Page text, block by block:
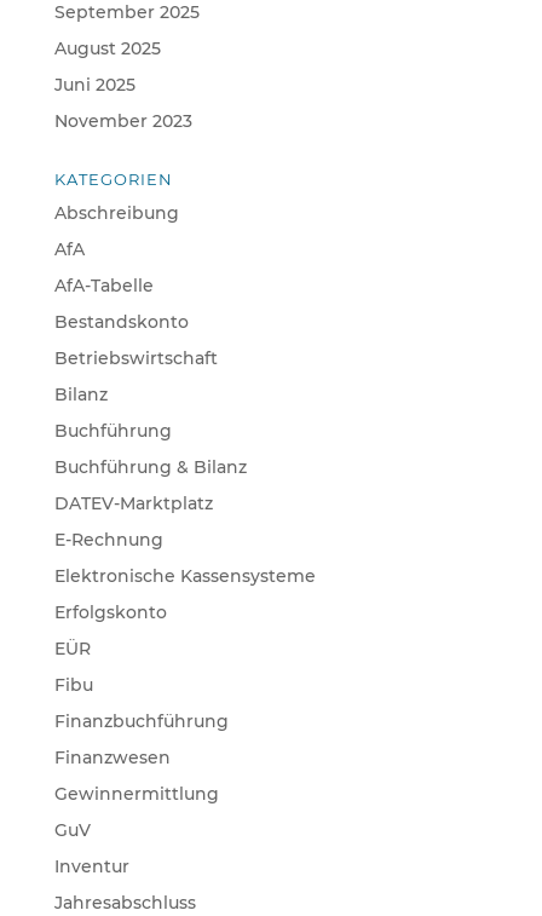
September 2025
August 2025
Juni 2025
November 2023
KATEGORIEN
Abschreibung
AfA
AfA-Tabelle
Bestandskonto
Betriebswirtschaft
Bilanz
Buchführung
Buchführung & Bilanz
DATEV-Marktplatz
E-Rechnung
Elektronische Kassensysteme
Erfolgskonto
EÜR
Fibu
Finanzbuchführung
Finanzwesen
Gewinnermittlung
GuV
Inventur
Jahresabschluss